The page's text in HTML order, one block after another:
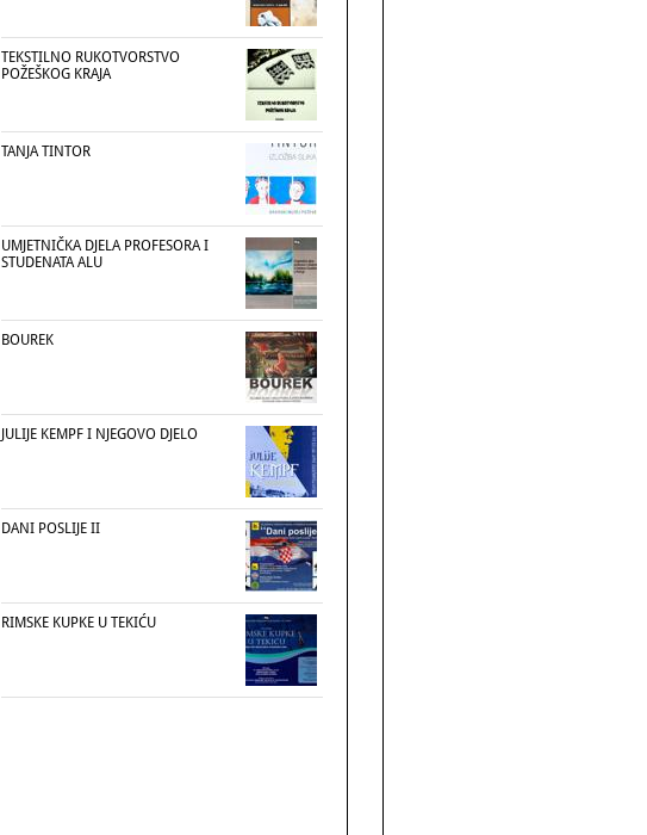
TEKSTILNO RUKOTVORSTVO
POŽEŠKOG KRAJA
TANJA TINTOR
UMJETNIČKA DJELA PROFESORA I
STUDENATA ALU
BOUREK
JULIJE KEMPF I NJEGOVO DJELO
DANI POSLIJE II
RIMSKE KUPKE U TEKIĆU